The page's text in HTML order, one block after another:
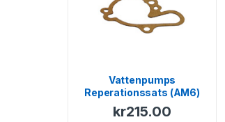
Vattenpumps
Reperationssats (AM6)
kr215.00